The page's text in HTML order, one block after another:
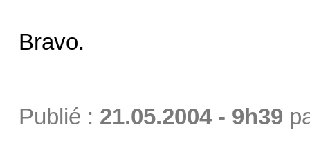
Bravo.
Publié : 21.05.2004 - 9h39